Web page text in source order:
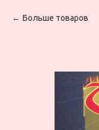
Больше товаров